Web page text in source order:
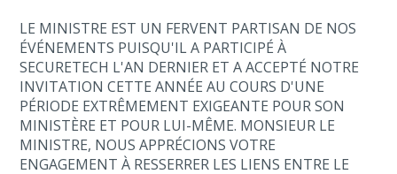
LE MINISTRE EST UN FERVENT PARTISAN DE NOS
ÉVÉNEMENTS PUISQU'IL A PARTICIPÉ À
SECURETECH L'AN DERNIER ET A ACCEPTÉ NOTRE
INVITATION CETTE ANNÉE AU COURS D'UNE
PÉRIODE EXTRÊMEMENT EXIGEANTE POUR SON
MINISTÈRE ET POUR LUI-MÊME. MONSIEUR LE
MINISTRE, NOUS APPRÉCIONS VOTRE
ENGAGEMENT À RESSERRER LES LIENS ENTRE LE